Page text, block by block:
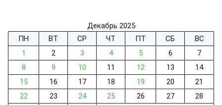
Декабрь 2025
ПН
ВТ СР ЧТ ПТ СБ
ВС
1
2 3 4 5 6
7
8
9 10 11 12 13
14
15
16 17 18 19 20
21
22
23 24 25 26 27
28